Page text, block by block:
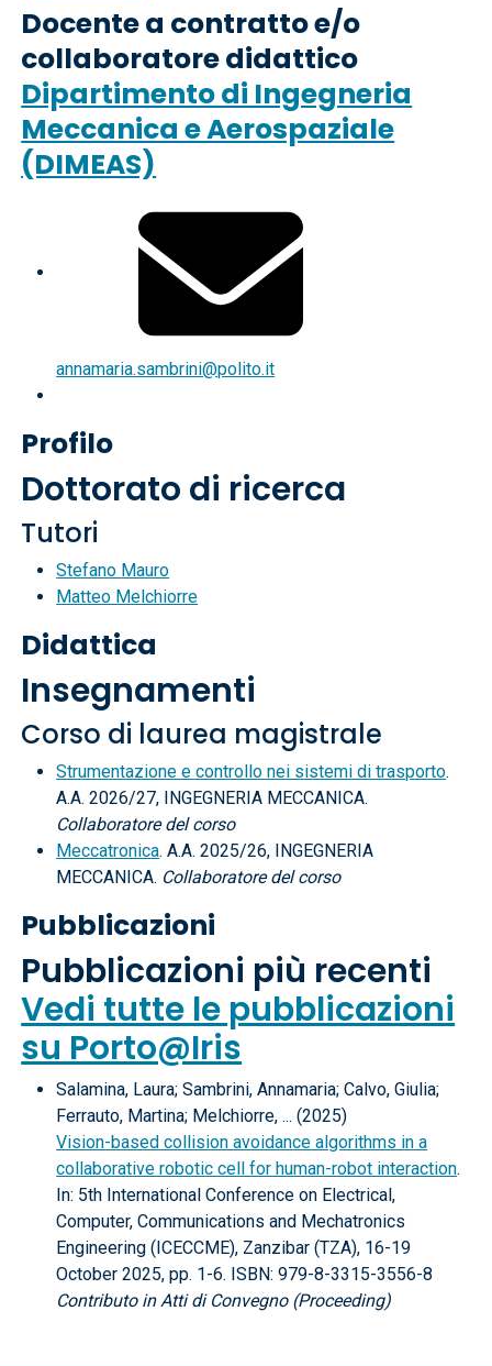
Docente a contratto e/o
collaboratore didattico
Dipartimento di Ingegneria
Meccanica e Aerospaziale
(DIMEAS)
annamaria.sambrini@polito.it
Profilo
Dottorato di ricerca
Tutori
Stefano Mauro
Matteo Melchiorre
Didattica
Insegnamenti
Corso di laurea magistrale
Strumentazione e controllo nei sistemi di trasporto.
A.A. 2026/27, INGEGNERIA MECCANICA.
Collaboratore del corso
Meccatronica. A.A. 2025/26, INGEGNERIA
MECCANICA. Collaboratore del corso
Pubblicazioni
Pubblicazioni più recenti
Vedi tutte le pubblicazioni
su Porto@Iris
Salamina, Laura; Sambrini, Annamaria; Calvo, Giulia;
Ferrauto, Martina; Melchiorre, ... (2025)
Vision-based collision avoidance algorithms in a
collaborative robotic cell for human-robot interaction.
In: 5th International Conference on Electrical,
Computer, Communications and Mechatronics
Engineering (ICECCME), Zanzibar (TZA), 16-19
October 2025, pp. 1-6. ISBN: 979-8-3315-3556-8
Contributo in Atti di Convegno (Proceeding)